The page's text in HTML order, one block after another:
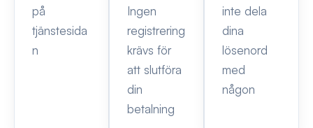
på
tjänstesida
n
Ingen
registrering
krävs för
att slutföra
din
betalning
inte dela
dina
lösenord
med
någon